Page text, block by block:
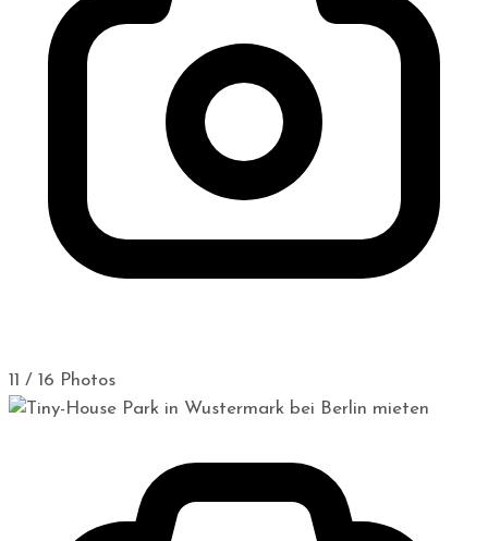
11 / 16 Photos